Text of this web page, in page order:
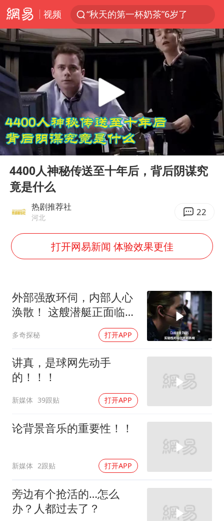
视频
“秋天的第一杯奶茶”6岁了
上海：台风白海豚或将带来龙卷风
四川宜宾高县4.9级地震致1死
国乒男单横滨冠军赛全军覆没
38岁演员求职万岁山NPC成功
胡彦斌获《歌手2026》歌王
美股存储板块集体大跌
中巨芯：上半年归母净利润1405.77万元
百花奖开幕式
胡彦斌韩磊 谁帮谁
Play
00:00
4400人神秘传送至十年后，背后阴谋究
竟是什么
热剧推荐社
河北 22
打开网易新闻 体验效果更佳
外部强敌环伺，内部人心
涣散！ 这艘潜艇正面临双
多奇探秘 打开APP
讲真，是球网先动手
的！！！
新媒体 39跟贴 打开APP
论背景音乐的重要性！！
新媒体 2跟贴 打开APP
旁边有个抢活的…怎么
办？人都过去了？